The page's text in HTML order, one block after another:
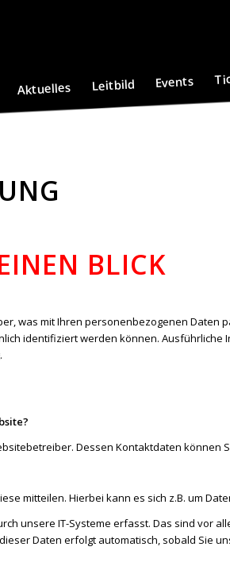
Aktuelles Leitbild Events
BLICK
was mit Ihren personenbezogenen Daten
identifiziert werden können. Ausführliche
Dessen Kontaktdaten können
mitteilen. Hierbei kann es sich z.B. um
unsere IT-Systeme erfasst. Das sind vor
Daten erfolgt automatisch, sobald Sie